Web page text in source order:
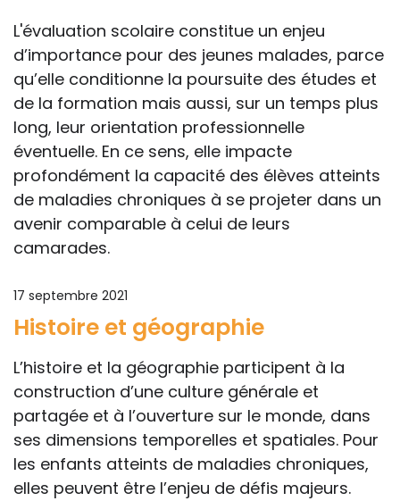
L'évaluation scolaire constitue un enjeu
d’importance pour des jeunes malades, parce
qu’elle conditionne la poursuite des études et
de la formation mais aussi, sur un temps plus
long, leur orientation professionnelle
éventuelle. En ce sens, elle impacte
profondément la capacité des élèves atteints
de maladies chroniques à se projeter dans un
avenir comparable à celui de leurs
camarades.
17 septembre 2021
Histoire et géographie
L’histoire et la géographie participent à la
construction d’une culture générale et
partagée et à l’ouverture sur le monde, dans
ses dimensions temporelles et spatiales. Pour
les enfants atteints de maladies chroniques,
elles peuvent être l’enjeu de défis majeurs.